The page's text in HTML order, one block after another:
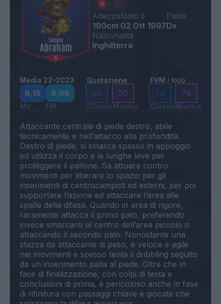
Altezza
190cm
Nato il
02 Ott 1997
Piede
Dx
Nazionalità
Inghilterra
Media 22-2023
6,19
MV
6,96
FM
Quotazione
20
Classic
20
Mantra
FVM / 1000
78
Classic
78
Mantra
Attaccante centrale di piede destro, abile
tecnicamente e nell’attacco alla profondità.
Destro di piede, si smarca spesso in appoggio
ed utilizza il corpo e le lunghe leve per
proteggere il pallone. Sa attuare contro
movimenti per liberare lo spazio per gli
inserimenti di centrocampisti ed esterni, per poi
supportare l’azione ed attaccare l’area alle
spalle della difesa. Quando in area di rigore,
raramente attacca il primo palo, preferendo
invece smarcarsi al centro dell’area piccolo o
attaccando il secondo palo. Nonostante una
stazza da attaccante di peso, è veloce e agile
nei movimenti e spesso tenta il dribbling seguito
da un inserimento palla al piede. Oltre che in
fase di finalizzazione, con colpi di testa e
conclusioni di prima, è pericoloso anche in fase
di rifinitura con passaggi chiave e giocate che